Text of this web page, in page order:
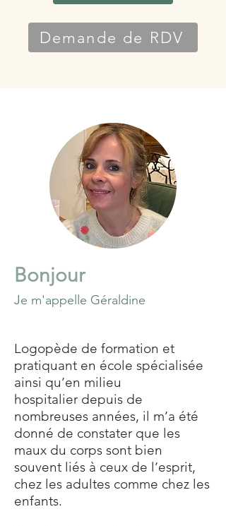
Demande de RDV
Bonjour
Je m'appelle Géraldine
Logopède de formation et
pratiquant en école spécialisée
ainsi qu’en milieu
hospitalier depuis de
nombreuses années, il m’a été
donné de constater que les
maux du corps sont bien
souvent liés à ceux de l’esprit,
chez les adultes comme chez les
enfants.